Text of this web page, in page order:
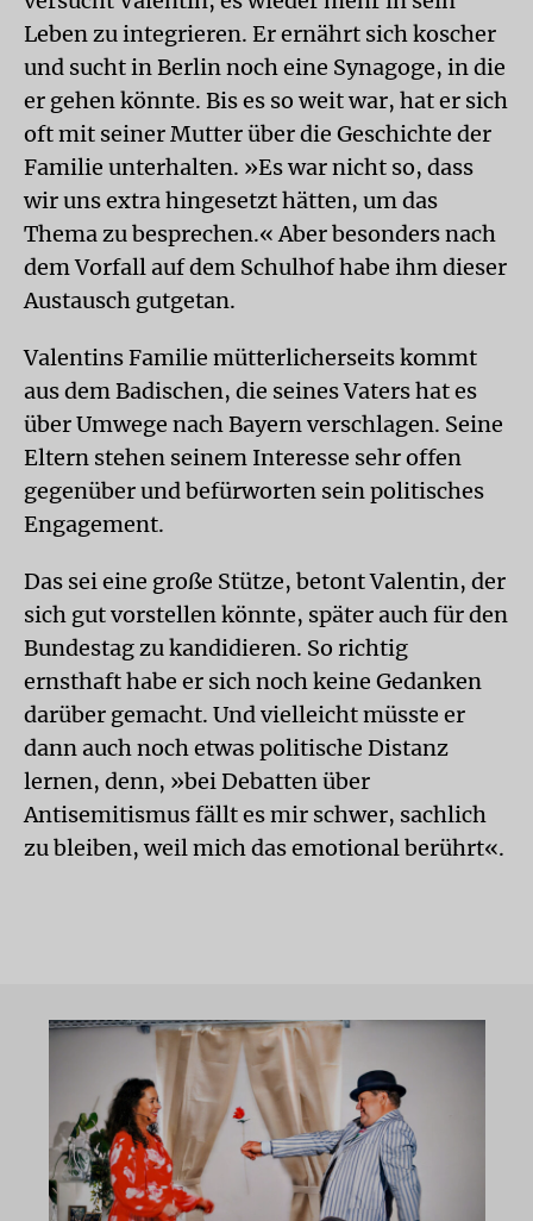
Leben zu integrieren. Er ernährt sich koscher
und sucht in Berlin noch eine Synagoge, in die
er gehen könnte. Bis es so weit war, hat er sich
oft mit seiner Mutter über die Geschichte der
Familie unterhalten. »Es war nicht so, dass
wir uns extra hingesetzt hätten, um das
Thema zu besprechen.« Aber besonders nach
dem Vorfall auf dem Schulhof habe ihm dieser
Austausch gutgetan.
Valentins Familie mütterlicherseits kommt
aus dem Badischen, die seines Vaters hat es
über Umwege nach Bayern verschlagen. Seine
Eltern stehen seinem Interesse sehr offen
gegenüber und befürworten sein politisches
Engagement.
Das sei eine große Stütze, betont Valentin, der
sich gut vorstellen könnte, später auch für den
Bundestag zu kandidieren. So richtig
ernsthaft habe er sich noch keine Gedanken
darüber gemacht. Und vielleicht müsste er
dann auch noch etwas politische Distanz
lernen, denn, »bei Debatten über
Antisemitismus fällt es mir schwer, sachlich
zu bleiben, weil mich das emotional berührt«.